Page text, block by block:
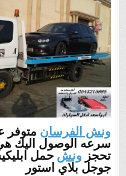
ونش الفرسان
سرعه الوصول اليك
تحجز ونش حمل
جوجل بلاي استور